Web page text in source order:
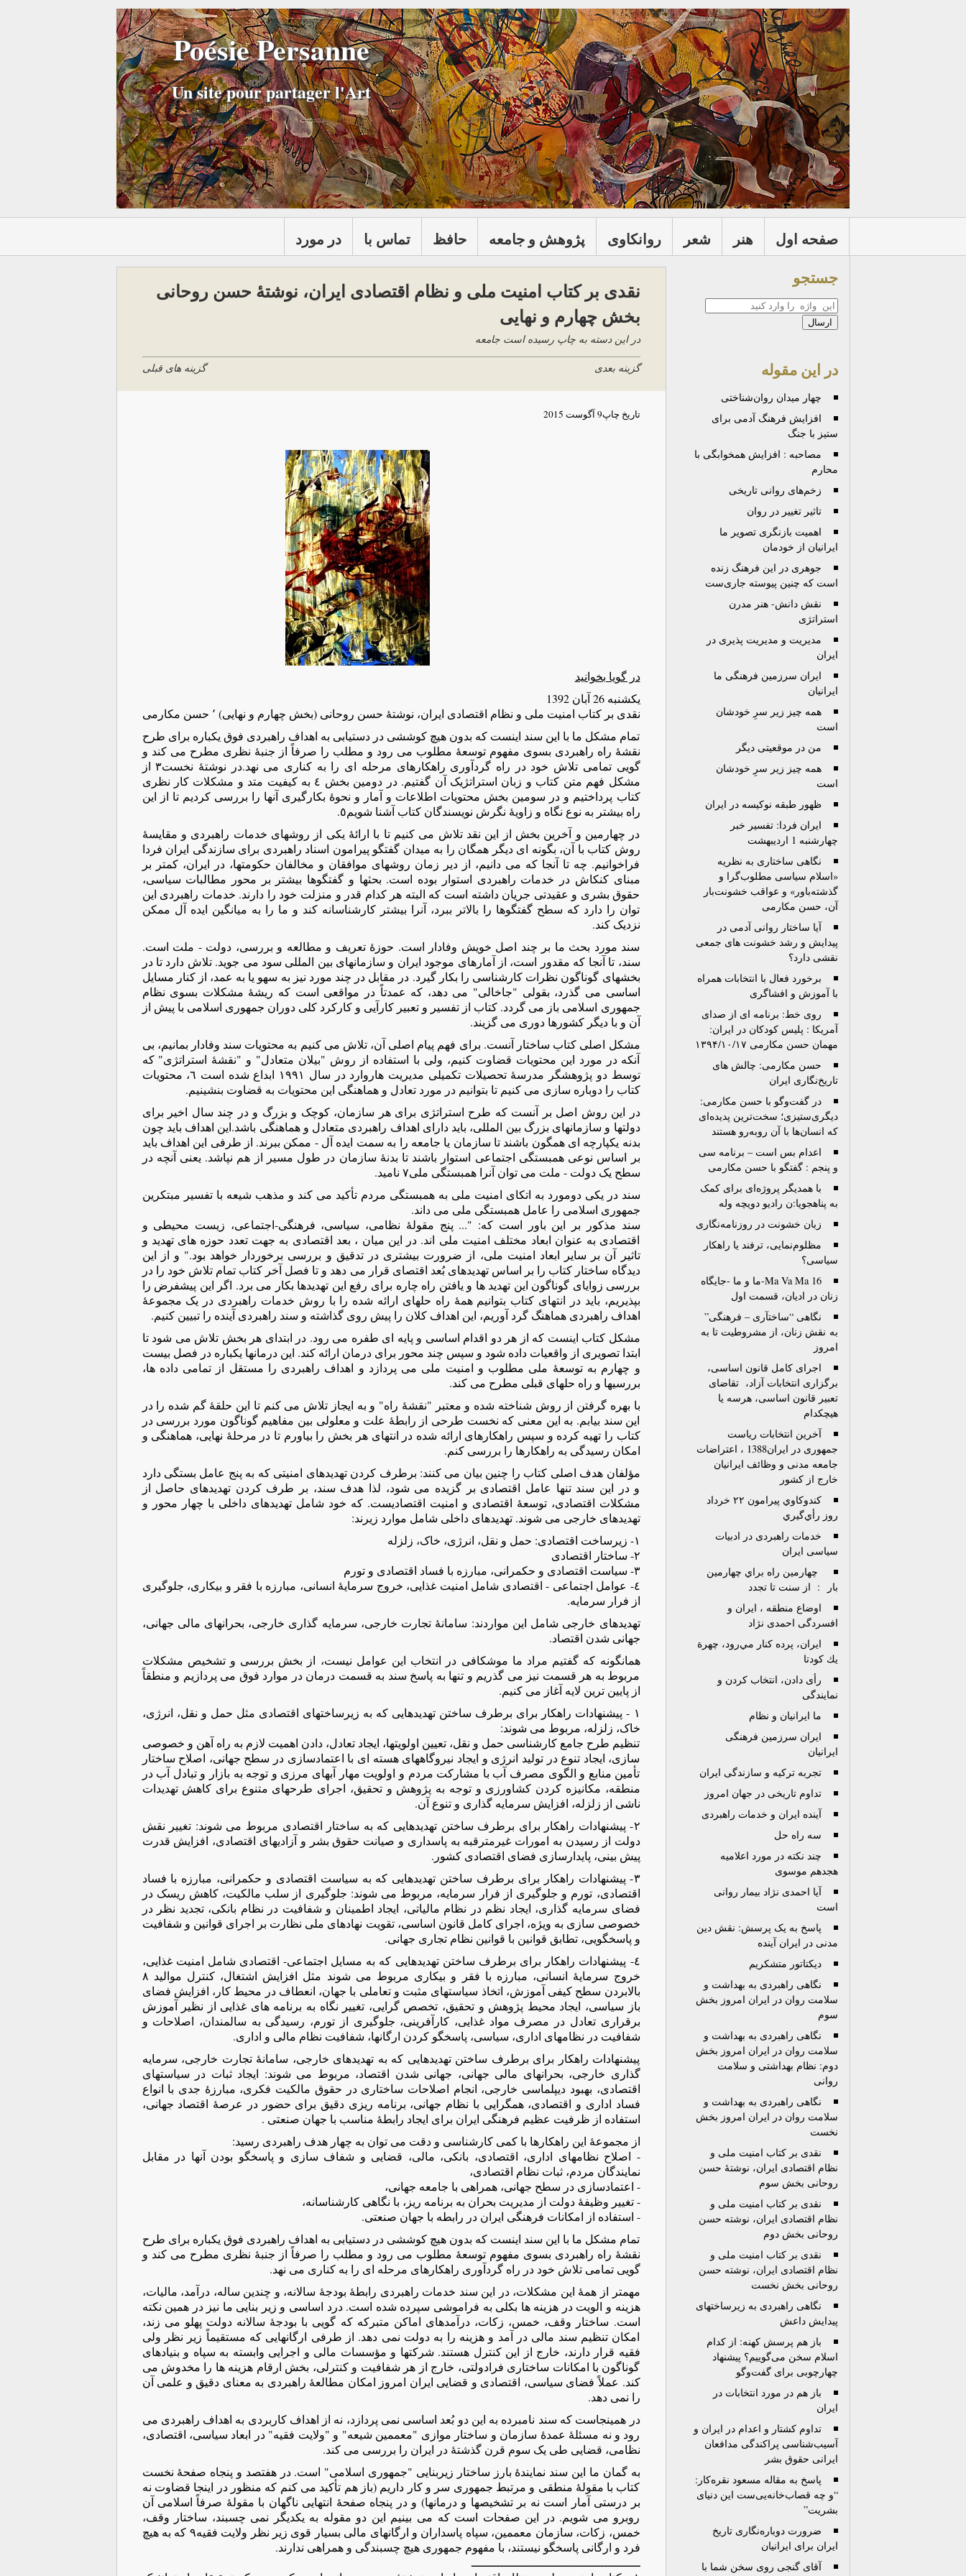
Poésie Persanne
Un site pour partager l'Art
در مورد تماس با حافظ پژوهش و جامعه روانكاوی شعر هنر صفحه اول
نقدی بر کتاب امنيت ملی و نظام اقتصادی ايران، نوشتۀ حسن روحانی
بخش چهارم و نهایی
در این دسته به چاپ رسیده است جامعه
گزینه های قبلی گزینه بعدی
تاریخ چاپ9 آگوست 2015
در گویا بخوانید
يكشنبه 26 آبان 1392
نقدی بر کتاب امنيت ملی و نظام اقتصادی ايران، نوشتۀ حسن روحانی (بخش چهارم و نهایی) ٬ حسن مکارمی
تمام مشکل ما با این سند اینست که بدون هیچ کوششی در دستیابی به اهداف راهبردی فوق یکباره برای طرح
نقشۀ راه راهبردی بسوی مفهوم توسعۀ مطلوب می رود و مطلب را صرفاً از جنبۀ نظری مطرح می کند و
گویی تمامی تلاش خود در راه گردآوری راهکارهای مرحله ای را به کناری می نهد.در نوشتۀ نخست٣ از
مشکل فهم متن کتاب و زبان استراتژیک آن گفتیم. در دومین بخش ٤ به کیفیت متد و مشکلات کار نظری
کتاب پرداختیم و در سومین بخش محتویات اطلاعات و آمار و نحوۀ بکارگیری آنها را بررسی کردیم تا از این
راه بیشتر به نوع نگاه و زاویۀ نگرش نویسندگان کتاب آشنا شویم٥.
در چهارمین و آخرین بخش از این نقد تلاش می کنیم تا با ارائۀ یکی از روشهای خدمات راهبردی و مقایسۀ
روش کتاب با آن، بگونه ای دیگر همگان را به میدان گفتگو پیرامون اسناد راهبردی برای سازندگی ایران فردا
فراخوانیم. چه تا آنجا که می دانیم، از دیر زمان روشهای موافقان و مخالفان حکومتها، در ایران، کمتر بر
مبنای کنکاش در خدمات راهبردی استوار بوده است. بحثها و گفتگوها بیشتر بر محور مطالبات سیاسی،
حقوق بشری و عقیدتی جریان داشته است که البته هر کدام قدر و منزلت خود را دارند. خدمات راهبردی این
توان را دارد که سطح گفتگوها را بالاتر ببرد، آنرا بیشتر کارشناسانه کند و ما را به میانگین ایده آل ممکن
نزدیک کند.
سند مورد بحث ما بر چند اصل خویش وفادار است. حوزۀ تعریف و مطالعه و بررسی، دولت - ملت است.
سند، تا آنجا که مقدور است، از آمارهای موجود ایران و سازمانهای بین المللی سود می جوید. تلاش دارد تا در
بخشهای گوناگون نظرات کارشناسی را بکار گیرد. در مقابل در چند مورد نیز به سهو یا به عمد، از کنار مسایل
اساسی می گذرد، بقولی "جاخالی" می دهد، که عمدتاً در مواقعی است که ریشۀ مشکلات بسوی نظام
جمهوری اسلامی باز می گردد. کتاب از تفسیر و تعبیر کارآیی و کارکرد کلی دوران جمهوری اسلامی با پیش از
آن و با دیگر کشورها دوری می گزیند.
مشکل اصلی کتاب ساختار آنست. برای فهم پیام اصلی آن، تلاش می کنیم به محتویات سند وفادار بمانیم، بی
آنکه در مورد این محتویات قضاوت کنیم، ولی با استفاده از روش "بیلان متعادل" و "نقشۀ استراتژی" که
توسط دو پژوهشگر مدرسۀ تحصیلات تکمیلی مدیریت هاروارد در سال ١٩٩١ ابداع شده است ٦، محتویات
کتاب را دوباره سازی می کنیم تا بتوانیم در مورد تعادل و هماهنگی این محتویات به قضاوت بنشینیم.
در این روش اصل بر آنست که طرح استراتژی برای هر سازمان، کوچک و بزرگ و در چند سال اخیر برای
دولتها و سازمانهای بزرگ بین المللی، باید دارای اهداف راهبردی متعادل و هماهنگی باشد.این اهداف باید چون
بدنه یکپارچه ای همگون باشند تا سازمان یا جامعه را به سمت ایده آل - ممکن ببرند. از طرفی این اهداف باید
بر اساس نوعی همبستگی اجتماعی استوار باشند تا بدنۀ سازمان در طول مسیر از هم نپاشد. یعنی آنچه در
سطح یک دولت - ملت می توان آنرا همبستگی ملی٧ نامید.
سند در یکی دومورد به اتکای امنیت ملی به همبستگی مردم تأکید می کند و مذهب شیعه با تفسیر مبتکرین
جمهوری اسلامی را عامل همبستگی ملی می داند.
سند مذکور بر این باور است که: "... پنج مقولۀ نظامی، سیاسی، فرهنگی-اجتماعی، زیست محیطی و
اقتصادی به عنوان ابعاد مختلف امنیت ملی اند. در این میان ، بعد اقتصادی به جهت تعدد حوزه های تهدید و
تاثیر آن بر سایر ابعاد امنیت ملی، از ضرورت بیشتری در تدقیق و بررسی برخوردار خواهد بود." و از این
دیدگاه ساختار کتاب را بر اساس تهدیدهای بُعد اقتصای قرار می دهد و تا فصل آخر کتاب تمام تلاش خود را در
بررسی زوایای گوناگون این تهدید ها و یافتن راه چاره برای رفع این تهدیدها بکار می برد. اگر این پیشفرض را
بپذیریم، باید در انتهای کتاب بتوانیم همۀ راه حلهای ارائه شده را با روش خدمات راهبردی در یک مجموعۀ
اهداف راهبردی هماهنگ گرد آوریم، این اهداف کلان را پیش روی گذاشته و سند راهبردی آینده را تبیین کنیم.
مشکل کتاب اینست که از هر دو اقدام اساسی و پایه ای طفره می رود. در ابتدای هر بخش تلاش می شود تا
ابتدا تصویری از واقعیات داده شود و سپس چند محور برای درمان ارائه کند. این درمانها یکباره در فصل بیست
و چهارم به توسعۀ ملی مطلوب و امنیت ملی می پردازد و اهداف راهبردی را مستقل از تمامی داده ها،
بررسیها و راه حلهای قبلی مطرح می کند.
با بهره گرفتن از روش شناخته شده و معتبر "نقشۀ راه" و به ایجاز تلاش می کنم تا این حلقۀ گم شده را در
این سند بیابم. به این معنی که نخست طرحی از رابطۀ علت و معلولی بین مفاهیم گوناگون مورد بررسی در
کتاب را تهیه کرده و سپس راهکارهای ارائه شده در انتهای هر بخش را بیاورم تا در مرحلۀ نهایی، هماهنگی و
امکان رسیدگی به راهکارها را بررسی کنم.
مؤلفان هدف اصلی کتاب را چنین بیان می کنند: برطرف کردن تهدیدهای امنیتی که به پنج عامل بستگی دارد
و در این سند تنها عامل اقتصادی بر گزیده می شود، لذا هدف سند، بر طرف کردن تهدیدهای حاصل از
مشکلات اقتصادی، توسعۀ اقتصادی و امنیت اقتصادیست. که خود شامل تهدیدهای داخلی با چهار محور و
تهدیدهای خارجی می شوند. تهدیدهای داخلی شامل موارد زیرند:
١- زیرساخت اقتصادی: حمل و نقل، انرژی، خاک، زلزله
٢- ساختار اقتصادی
٣- سیاست اقتصادی و حکمرانی، مبارزه با فساد اقتصادی و تورم
٤- عوامل اجتماعی - اقتصادی شامل امنیت غذایی، خروج سرمایۀ انسانی، مبارزه با فقر و بیکاری، جلوگیری
از فرار سرمایه.
تهدیدهای خارجی شامل این مواردند: سامانۀ تجارت خارجی، سرمایه گذاری خارجی، بحرانهای مالی جهانی،
جهانی شدن اقتصاد.
همانگونه که گفتیم مراد ما موشکافی در انتخاب این عوامل نیست، از بخش بررسی و تشخیص مشکلات
مربوط به هر قسمت نیز می گذریم و تنها به پاسخ سند به قسمت درمان در موارد فوق می پردازیم و منطقاً
از پایین ترین لایه آغاز می کنیم.
١ - پیشنهادات راهکار برای برطرف ساختن تهدیدهایی که به زیرساختهای اقتصادی مثل حمل و نقل، انرژی،
خاک، زلزله، مربوط می شوند:
تنظیم طرح جامع کارشناسی حمل و نقل، تعیین اولویتها، ایجاد تعادل، دادن اهمیت لازم به راه آهن و خصوصی
سازی، ایجاد تنوع در تولید انرژی و ایجاد نیروگاههای هسته ای با اعتمادسازی در سطح جهانی، اصلاح ساختار
تأمین منابع و الگوی مصرف آب با مشارکت مردم و اولویت مهار آبهای مرزی و توجه به بازار و تبادل آب در
منطقه، مکانیزه کردن کشاورزی و توجه به پژوهش و تحقیق، اجرای طرحهای متنوع برای کاهش تهدیدات
ناشی از زلزله، افزایش سرمایه گذاری و تنوع آن.
٢- پیشنهادات راهکار برای برطرف ساختن تهدیدهایی که به ساختار اقتصادی مربوط می شوند: تغییر نقش
دولت از رسیدن به امورات غیرمترقبه به پاسداری و صیانت حقوق بشر و آزادیهای اقتصادی، افزایش قدرت
پیش بینی، پایدارسازی فضای اقتصادی کشور.
٣- پیشنهادات راهکار برای برطرف ساختن تهدیدهایی که به سیاست اقتصادی و حکمرانی، مبارزه با فساد
اقتصادی، تورم و جلوگیری از فرار سرمایه، مربوط می شوند: جلوگیری از سلب مالکیت، کاهش ریسک در
فضای سرمایه گذاری، ایجاد نظم در نظام مالیاتی، ایجاد اطمینان و شفافیت در نظام بانکی، تجدید نظر در
خصوصی سازی به ویژه، اجرای کامل قانون اساسی، تقویت نهادهای ملی نظارت بر اجرای قوانین و شفافیت
و پاسخگویی، تطابق قوانین با قوانین نظام تجاری جهانی.
٤- پیشنهادات راهکار برای برطرف ساختن تهدیدهایی که به مسایل اجتماعی- اقتصادی شامل امنیت غذایی،
خروج سرمایۀ انسانی، مبارزه با فقر و بیکاری مربوط می شوند مثل افزایش اشتغال، کنترل موالید ٨
بالابردن سطح کیفی آموزش، اتخاذ سیاستهای مثبت و تعاملی با جهان، انعطاف در محیط کار، افزایش فضای
باز سیاسی، ایجاد محیط پژوهش و تحقیق، تخصص گرایی، تغییر نگاه به برنامه های غذایی از نظیر آموزش
برقراری تعادل در مصرف مواد غذایی، کارآفرینی، جلوگیری از تورم، رسیدگی به سالمندان، اصلاحات و
شفافیت در نظامهای اداری، سیاسی، پاسخگو کردن ارگانها، شفافیت نظام مالی و اداری.
پیشنهادات راهکار برای برطرف ساختن تهدیدهایی که به تهدیدهای خارجی، سامانۀ تجارت خارجی، سرمایه
گذاری خارجی، بحرانهای مالی جهانی، جهانی شدن اقتصاد، مربوط می شوند: ایجاد ثبات در سیاستهای
اقتصادی، بهبود دیپلماسی خارجی، انجام اصلاحات ساختاری در حقوق مالکیت فکری، مبارزۀ جدی با انواع
فساد اداری و اقتصادی، همگرایی با نظام جهانی، برنامه ریزی دقیق برای حضور در عرصۀ اقتصاد جهانی،
استفاده از ظرفیت عظیم فرهنگی ایران برای ایجاد رابطۀ مناسب با جهان صنعتی .
از مجموعۀ این راهکارها با کمی کارشناسی و دقت می توان به چهار هدف راهبردی رسید:
- اصلاح نظامهای اداری، اقتصادی، بانکی، مالی، قضایی و شفاف سازی و پاسخگو بودن آنها در مقابل
نمایندگان مردم، ثبات نظام اقتصادی،
- اعتمادسازی در سطح جهانی، همراهی با جامعه جهانی،
- تغییر وظیفۀ دولت از مدیریت بحران به برنامه ریز، با نگاهی کارشناسانه،
- استفاده از امکانات فرهنگی ایران در رابطه با جهان صنعتی.
تمام مشکل ما با این سند اینست که بدون هیچ کوششی در دستیابی به اهداف راهبردی فوق یکباره برای طرح
نقشۀ راه راهبردی بسوی مفهوم توسعۀ مطلوب می رود و مطلب را صرفاً از جنبۀ نظری مطرح می کند و
گویی تمامی تلاش خود در راه گردآوری راهکارهای مرحله ای را به کناری می نهد.
مهمتر از همۀ این مشکلات، در این سند خدمات راهبردی رابطۀ بودجۀ سالانه، و چندین ساله، درآمد، مالیات،
هزینه و الویت در هزینه ها بکلی به فراموشی سپرده شده است. درد اساسی و زیر بنایی ما نیز در همین نکته
است. ساختار وقف، خمس، زکات، درآمدهای اماکن متبرکه که گویی با بودجۀ سالانه دولت پهلو می زند،
امکان تنظیم سند مالی در آمد و هزینه را به دولت نمی دهد. از طرفی ارگانهایی که مستقیماً زیر نظر ولی
فقیه قرار دارند، خارج از این کنترل هستند. شرکتها و مؤسسات مالی و اجرایی وابسته به سپاه و بنیادهای
گوناگون با امکانات ساختاری فرادولتی، خارج از هر شفافیت و کنترلی، بخش ارقام هزینه ها را مخدوش می
کند. عملاً فضای سیاسی، اقتصادی و قضایی ایران امروز امکان مطالعۀ راهبردی به معنای دقیق و علمی آن
را نمی دهد.
در همینجاست که سند نامبرده به این دو بُعد اساسی نمی پردازد، نه از اهداف کاربردی به اهداف راهبردی می
رود و نه مسئلۀ عمدۀ سازمان و ساختار موازی "معممین شیعه" و "ولایت فقیه" در ابعاد سیاسی، اقتصادی،
نظامی، قضایی طی یک سوم قرن گذشتۀ در ایران را بررسی می کند.
به گمان ما این سند نمایندۀ بارز ساختار زیربنایی "جمهوری اسلامی" است. در هفتصد و پنجاه صفحۀ نخست
کتاب با مقولۀ منطقی و مرتبط جمهوری سر و کار داریم (باز هم تأکید می کنم که منظور در اینجا قضاوت نه
بر درستی آمار است نه بر تشخیصها و درمانها) و در پنجاه صفحۀ انتهایی ناگهان با مقولۀ صرفاً اسلامی آن
روبرو می شویم. در این صفحات است که می بینیم این دو مقوله به یکدیگر نمی چسبند، ساختار وقف،
خمس، زکات، سازمان معممین، سپاه پاسداران و ارگانهای مالی بسیار قوی زیر نظر ولایت فقیه٩ که به هیچ
فرد و ارگانی پاسخگو نیستند، با مفهوم جمهوری هیچ چسبندگی و همراهی ندارند.
ـــــــــــــــــــــــــــــــــــــــــــــــ
جستجو
جستجو
در این مقوله
چهار میدان روان‌شناختی
افزایش فرهنگ آدمی برای
ستیز با جنگ
مصاحبه : افزایش همخوابگی با
محارم
زخم‌های روانی تاریخی
تاثیر تغییر در روان
اهمیت بازنگری تصویر ما
ایرانیان از خودمان
جوهرى در این فرهنگ زنده
است که چنین پیوسته جاری‌ست
نقش دانش- هنر مدرن
استراتژی
مدیریت و مدیریت پذیری در
ایران
ایران سرزمین فرهنگی ما
ایرانیان
همه چیز زیر سرِ خودشان
است
من در موقعیتی دیگر
همه چیز زیر سرِ خودشان
است
ظهور طبقه نوکیسه در ایران
ایران فردا: تفسیر خبر
چهارشنبه 1 اردیبهشت
نگاهی ساختاری به نظریه
«اسلام سیاسی مطلوب‌گرا و
گذشته‌باور» و عواقب خشونت‌بار
آن، حسن مکارمی
آیا ساختار روانی آدمی در
پیدایش و رشد خشونت های جمعی
نقشی دارد؟
برخورد فعال با انتخابات همراه
با آموزش و افشاگری
روی خط: برنامه ای از صدای
آمریکا : پلیس کودکان در ایران:
مهمان حسن مکارمی ۱۳۹۴/۱۰/۱۷
حسن مکارمی: چالش های
تاریخ‌نگاری ایران
در گفت‌وگو با حسن مکارمی:
دیگری‌ستیزی؛ سخت‌ترین پدیده‌ای
که انسان‌ها با آن روبه‌رو هستند
اعدام بس است – برنامه سی
و پنجم : گفتگو با حسن مکارمی
با همدیگر پروژه‌‌ای برای کمک
به پناهجویا:ن رادیو دویچه وله
زبان خشونت در روزنامه‌نگاری
مظلوم‌نمایی، ترفند یا راهکار
سیاسی؟
Ma Va Ma 16-ما و ما -جایگاه‌
زنان در ادیان، قسمت اول
نگاهی “ساختآری – فرهنگی”
به نقش زنان، از مشروطیت تا به
امروز
اجرای کامل قانون اساسی،
برگزاری انتخابات آزاد، تقاضای
تعبیر قانون اساسی، هرسه یا
هیچکدام
آخرین انتخابات ریاست
جمهوری در ایران1388 ، اعتراضات
جامعه مدنی و وظائف ایرانیان
خارج از کشور
كندوكاوي پيرامون ۲۲ خرداد
روز رأي‌گيري
خدمات راهبردی در ادبیات
سیاسی ایران
چهارمين راه براي چهارمين
بار : از سنت تا تجدد
اوضاع منطقه ، ایران و
افسردگی احمدی نژاد
ايران، پرده كنار مي‌رود، چهرة
يك كودتا
رأی دادن، انتخاب کردن و
نمایندگی
ما ایرانیان و نظام
ایران سرزمین فرهنگی
ایرانیان
تجربه ترکیه و سازندگی ایران
تداوم تاریخی در جهان امروز
آینده ایران و خدمات راهبردی
سه راه حل
چند نکته در مورد اعلامیه
هجدهم موسوی
آیا احمدی نژاد بیمار روانی
است
پاسخ به يک پرسش: نقش دين
مدنی در ايران آينده
ديکتاتور متشکريم
نگاهی راهبردی به بهداشت و
سلامت روان در ایران امروز بخش
سوم
نگاهی راهبردی به بهداشت و
سلامت روان در ايران امروز بخش
دوم: نظام بهداشتی و سلامت
روانی
نگاهی راهبردی به بهداشت و
سلامت روان در ايران امروز بخش
نخست
نقدی بر کتاب امنيت ملی و
نظام اقتصادی ايران، نوشتۀ حسن
روحانی بخش سوم
نقدی بر کتاب امنيت ملی و
نظام اقتصادی ايران، نوشته حسن
روحانی بخش دوم
نقدی بر کتاب امنيت ملی و
نظام اقتصادی ايران، نوشته حسن
روحانی بخش نخست
نگاهی راهبردی به زیرساختهای
پیدایش داعش
باز هم پرسش کهنه‌: از کدام
اسلام سخن می‌گوييم؟ پيشنهاد
چهارچوبی برای گفت‌وگو
باز هم در مورد انتخابات در
ايران
تداوم کشتار و اعدام در ایران و
آسیب‌شناسی پراکندگی مدافعان
ایرانی حقوق بشر
پاسخ به مقاله مسعود نقره‌کار:
“و چه قصاب‌خانه‌یی‌ست این دنیای
بشریت”
ضرورت دوباره‌نگاری تاريخ
ايران برای ايرانيان
آقای گنجی روی سخن شما با